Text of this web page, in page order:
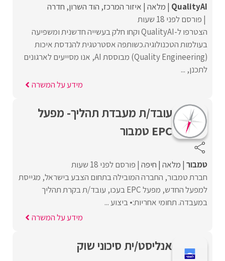
QualityAI מלאה איזור המרכז הוד השרון חדרה
פורסם לפני 18 שעות
הצטרפו ל-QualityAI וקחו חלק בעשייה חדשנית ומשפיעה
בעולמות הטכנולוגיה.כשותפה אסטרטגית להנדסת איכות
(Quality Engineering) מבוססת AI, אנו מסייעים לארגונים
לתכנן, ...
מידע על המשרה
עובד/ת מעבדת תהליך- מפעל
EPC טמבור
טמבור מלאה חיפה פורסם לפני 18 שעות
חברת טמבור, החברה המובילה בתחום הצבע בישראל, מגייסת
למפעל החדש, מפעל EPC בעכו, עובד/ת בקרת תהליך
במעבדה. תחומי אחריות:• ביצוע ...
מידע על המשרה
אנליסט/ית סיכוני שוק